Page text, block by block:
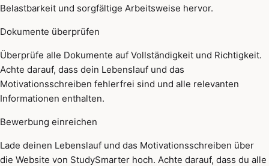
Belastbarkeit und sorgfältige Arbeitsweise hervor.
Dokumente überprüfen
Überprüfe alle Dokumente auf Vollständigkeit und Richtigkeit.
Achte darauf, dass dein Lebenslauf und das
Motivationsschreiben fehlerfrei sind und alle relevanten
Informationen enthalten.
Bewerbung einreichen
Lade deinen Lebenslauf und das Motivationsschreiben über
die Website von StudySmarter hoch. Achte darauf, dass du alle